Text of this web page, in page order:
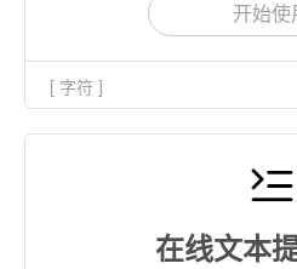
开始使
[ 字符 ]
在线文本